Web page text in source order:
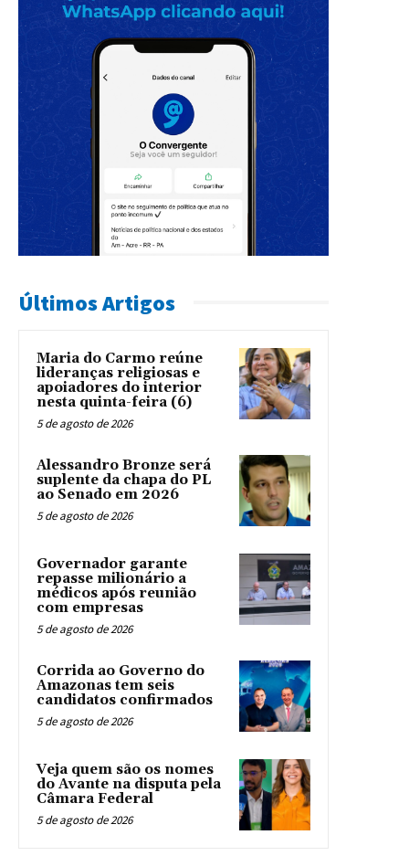
Últimos Artigos
Maria do Carmo reúne
lideranças religiosas e
apoiadores do interior
nesta quinta-feira (6)
5 de agosto de 2026
Alessandro Bronze será
suplente da chapa do PL
ao Senado em 2026
5 de agosto de 2026
Governador garante
repasse milionário a
médicos após reunião
com empresas
5 de agosto de 2026
Corrida ao Governo do
Amazonas tem seis
candidatos confirmados
5 de agosto de 2026
Veja quem são os nomes
do Avante na disputa pela
Câmara Federal
5 de agosto de 2026